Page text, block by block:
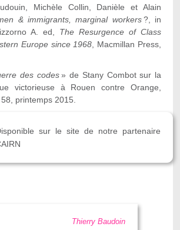
Michèle Collin, Danièle et Alain
& immigrants, marginal workers?, in
A. ed, The Resurgence of Class
Europe since 1968, Macmillan Press,
des codes» de Stany Combot sur la
victorieuse à Rouen contre Orange,
58, printemps 2015.
sur le site de notre partenaire
Thierry Baudoin